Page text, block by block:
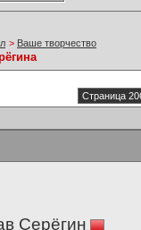
> Ваше творчество
Страница
Серёгин